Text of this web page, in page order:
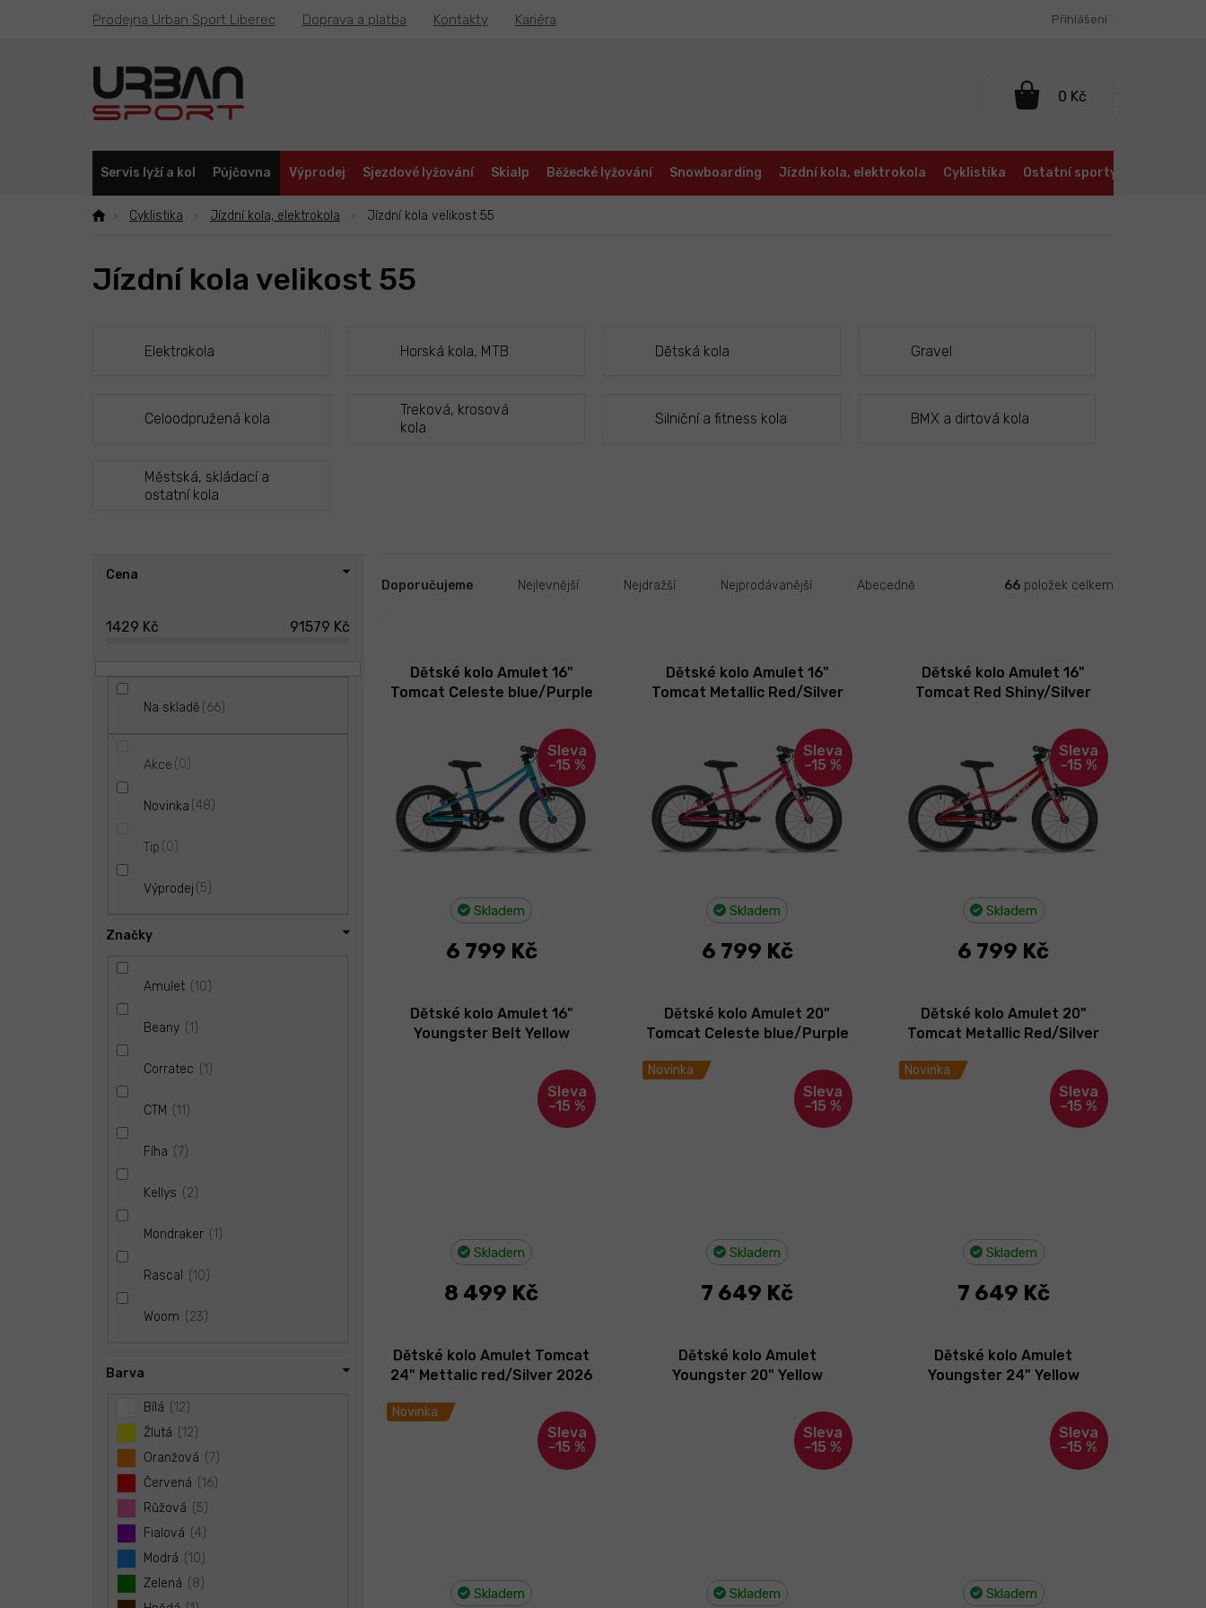
Prodejna Urban Sport Liberec Doprava a platba Kontakty Kariéra Přihlášení
NÁKUPNÍ
Servis lyží a kol Půjčovna Výprodej Sjezdové lyžování Skialp Běžecké lyžování Snowboarding Jízdní kola, elektrokola Cyklistika Ostatní sporty
Cyklistika Jízdní kola, elektrokola Jízdní kola velikost 55
Jízdní kola velikost 55
Elektrokola Horská kola, MTB Dětská kola Gravel
Celoodpružená kola
Treková, krosová
kola
Silniční a fitness kola BMX a dirtová kola
Městská, skládací a
ostatní kola
Cena
1429 Kč 91579 Kč
Na skladě 66
Akce 0
Novinka 48
Tip 0
Výprodej 5
Značky
Amulet 10
Beany 1
Corratec 1
CTM 11
Fíha 7
Kellys 2
Mondraker 1
Rascal 10
Woom 23
Barva
Bílá
12
Žlutá
12
Oranžová
7
Červená
16
Růžová
5
Fialová
4
Modrá
10
Zelená
8
aDoporučujeme Nejlevnější Nejdražší Nejprodávanější Abecedně 66 položek celkem
–15 %
Dětské kolo Amulet 16"
Tomcat Celeste blue/Purple
Skladem
6 799 Kč
–15 %
Dětské kolo Amulet 16"
Tomcat Metallic Red/Silver
Skladem
6 799 Kč
–15 %
Dětské kolo Amulet 16"
Tomcat Red Shiny/Silver
Skladem
6 799 Kč
–15 %
Dětské kolo Amulet 16"
Youngster Belt Yellow
Skladem
8 499 Kč
Novinka
–15 %
Dětské kolo Amulet 20"
Tomcat Celeste blue/Purple
Skladem
7 649 Kč
Novinka
–15 %
Dětské kolo Amulet 20"
Tomcat Metallic Red/Silver
Skladem
7 649 Kč
Novinka
–15 %
Dětské kolo Amulet Tomcat
24" Mettalic red/Silver 2026
Skladem
–15 %
Dětské kolo Amulet
Youngster 20" Yellow
Skladem
–15 %
Dětské kolo Amulet
Youngster 24" Yellow
Skladem